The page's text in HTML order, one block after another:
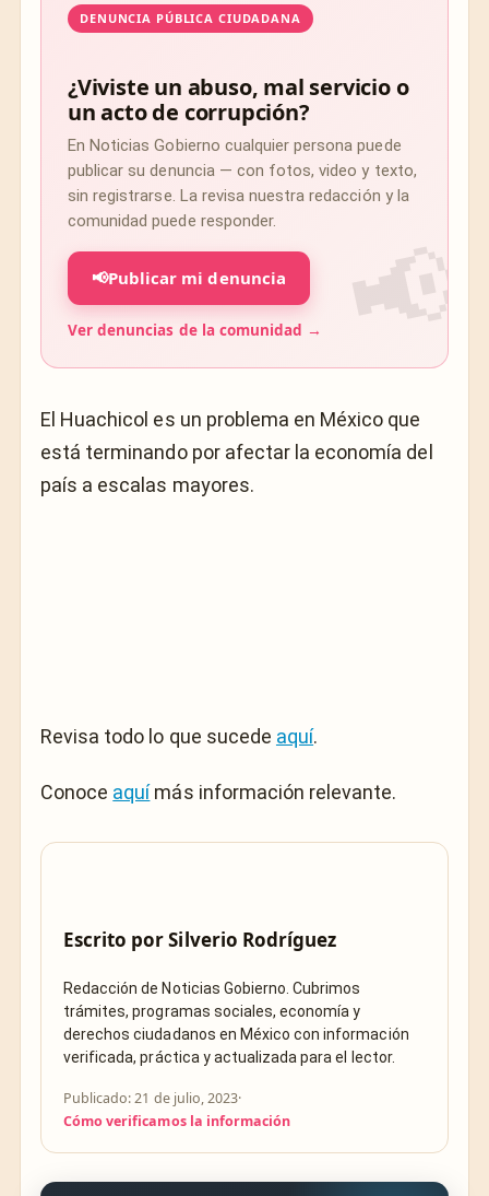
DENUNCIA PÚBLICA CIUDADANA
¿Viviste un abuso, mal servicio o
un acto de corrupción?
En Noticias Gobierno cualquier persona puede
publicar su denuncia — con fotos, video y texto,
sin registrarse. La revisa nuestra redacción y la
comunidad puede responder.
📢Publicar mi denuncia
Ver denuncias de la comunidad →
El Huachicol es un problema en México que
está terminando por afectar la economía del
país a escalas mayores.
Revisa todo lo que sucede aquí.
Conoce aquímás información relevante.
Escrito porSilverio Rodríguez
Redacción de Noticias Gobierno. Cubrimos
trámites, programas sociales, economía y
derechos ciudadanos en México con información
verificada, práctica y actualizada para el lector.
Publicado: 21 de julio, 2023·
Cómo verificamos la información